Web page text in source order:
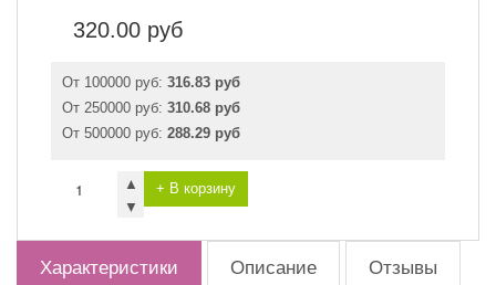
320.00 руб
От 100000 руб: 316.83 руб
От 250000 руб: 310.68 руб
От 500000 руб: 288.29 руб
▲
▼
+ В корзину
Характеристики Описание Отзывы